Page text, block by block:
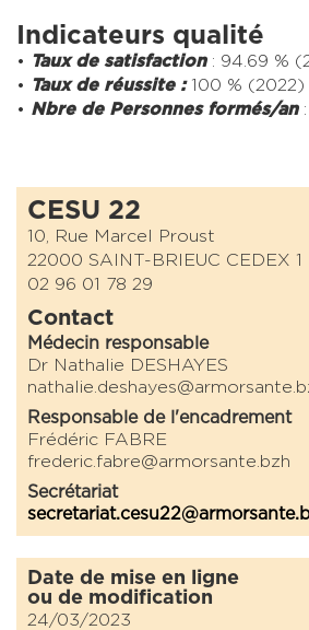
Indicateurs qualité
Taux de satisfaction : 94.69 %
Taux de réussite :100 % (2022)
Nbre de Personnes formés/an:
CESU 22
10, Rue Marcel Proust
22000 SAINT-BRIEUC CEDEX 1
02 96 01 78 29
Contact
Médecin responsable
Dr Nathalie DESHAYES
Responsable de l'encadrement
Frédéric FABRE
frederic.fabre@armorsante.bzh
Secrétariat
Date de mise en ligne
ou de modification
24/03/2023